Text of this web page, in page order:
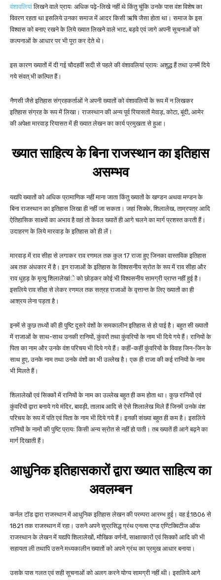
वंशावलियांलिखने वाले प्रायः अधिक पढ़े-लिखे नहीं थे किंतु चूंकि उनके पास वंश विशेष का
विवरण रहता था इसलिये उनका समाज में आदर किसी ऋषि जैसा होता था। समाज के इस
विश्वास को बनाए रखने के लिये ख्यात लिखने वाले भाट, बड़वे एवं जागे अपनी सूचनाओं को
कल्पनाओं के आधार पर भी पूरा कर देते थे।
इस कारण ख्यातों में दी गई चौदहवीं सदी से पहले की वंशावलियां प्रायः अशुद्ध हैं तथा उनमें दिये
गये संवत् भी कल्पित हैं।
नैणसी जैसे इतिहास संग्रहकर्ताओं ने अपनी ख्यातों को वंशावलियों के रूप में न लिखकर
इतिहास संग्रह के रूप में लिखा। राजस्थान की अन्य पूर्व रियासतों मेवाड़, कोटा, बूंदी, आमेर
की अपेक्षा मारवाड़ रियासत में ही ख्यात लेखन का कार्य प्रमुखता से हुआ।
ख्यात साहित्यके बिना राजस्थान का इतिहास
असम्भव
यद्यपि ख्यातों को अधिक प्रामाणिक नहीं माना जाता किंतु ख्यातों के खण्डन अथवा मण्डन के
बिना राजस्थान का इतिहास लिखा ही नहीं जा सकता। जहां सिक्के, शिलालेख, ताम्रपत्र आदि
ऐतिहासिक साक्ष्यों का अभाव है वहां तो केवल ख्यातें ही आगे चलने का मार्ग प्रशस्त करती हैं।
उदाहरण के लिये मारवाड़ के इतिहास को ही लें।
मारवाड़ में राव सीहा से लगाकर राव रणमल तक कुल 17 राजा हुए जिनका वास्तविक इतिहास
अब तक अंधकार में है। इन राजाओं के इतिहास के विश्वसनीय स्रोत के रूप में राव सीहा और
राव धूहड़ के मृत्यु शिलालेखांे को छोड़कर कोई भी विश्वसनीय सामग्री प्राप्त नहीं हुई है।
इसलिये राव सीहा से लेकर रणमल तक सत्रह राजाओं के वृत्तान्त के लिए ख्यातों का ही
आश्रय लेना पड़ता है।
इनमें से कुछ तथ्यों की ही पुष्टि दूसरे वंशों के समकालीन इतिहास से हो पाई है। बहुत सी ख्यातों
में राजाओं के साथ-साथ उनकी रानियों, कुंवरों तथा कुंवरियों के नाम भी दिये गये हैं। रानियों के
पिता का नाम और उनके वंश परिचय भी दिये गये हैं। कहीं-कहीं कुंवरियों के विवाह जिन-जिन के
साथ हुए, उनके नाम तथा उनके वंशों का भी उल्लेख है। एक ही राजा की कई रानियों के नाम
भी मिलते हैं।
शिलालेखों एवं सिक्कों में रानियों के नाम का उल्लेख बहुत ही कम होता था। कुछ रानियों एवं
कुंवरियों द्वारा बनाये गये मंदिर, बावड़ी, तालाब आदि से ऐसे शिलालेख मिले हैं जिनमें उनके वंश
परिचय के रूप में पति एवं पिता के नाम भी दिये गये हैं। इनकी संख्या बहुत ही कम है। इसलिये
रानियों के नामों की पुष्टि प्रायः किसी अन्य स्रोत से नहीं हो पाती। तब ख्यातें ही आगे बढ़ने का
मार्ग दिखाती हैं।
आधुनिक इतिहासकारों द्वारा ख्यात साहित्यका
अवलम्बन
कर्नल टॉड द्वारा राजस्थान में आधुनिक इतिहास लेखन की परम्परा आरम्भ हुई। वह ई.1806 से
1821 तक राजस्थान में रहा। उसने अपने सुप्रसिद्ध ग्रंथ एनल्स एण्ड एण्टिक्विटीज ऑफ
राजस्थान के लेखन में यद्यपि शिलालेखों, मौखिक वर्णनों, साक्षात्कारों एवं सिक्कों आदि की भी
सहायता ली तथापि उसने मध्यकालीन ख्यातों को अपने ग्रंथ का प्रमुख आधार बनाया।
उसके पास गलत एवं सही सूचनाओं को अलग करने योग्य सामग्री नहीं थी। इसलिये आगे